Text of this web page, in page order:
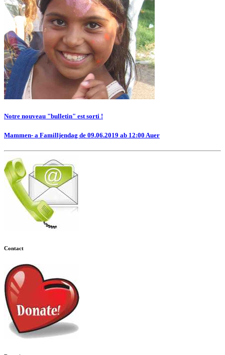
Notre nouveau "bulletin" est sorti !
Mammen- a Familljendag de 09.06.2019 ab 12:00 Auer
Contact